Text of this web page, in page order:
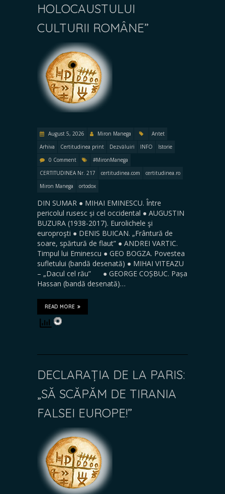
HOLOCAUSTULUI
CULTURII ROMÂNE”
August 5, 2026 Miron Manega
Antet
Arhiva
Certitudinea print Dezvăluiri INFO
Istorie
0 Comment
#MironManega
CERTITUDINEA Nr. 217
certitudinea.com
certitudinea.ro
Miron Manega
ortodox
DIN SUMAR ● MIHAI EMINESCU. Între
pericolul rusesc și cel occidental ● AUGUSTIN
BUZURA (1938-2017). Eurolichele şi
europroşti ● DENIS BUICAN. „Frântură de
soare, spărtură de flaut” ● ANDREI VARTIC.
Timpul lui Eminescu ● GEO BOGZA. Povestea
sufletului (bandă desenată) ● MIHAI VITEAZU
– „Dacul cel rău” ● GEORGE COȘBUC. Pașa
Hassan (bandă desenată)…
READ MORE
DECLARAȚIA DE LA PARIS:
„SĂ SCĂPĂM DE TIRANIA
FALSEI EUROPE!”